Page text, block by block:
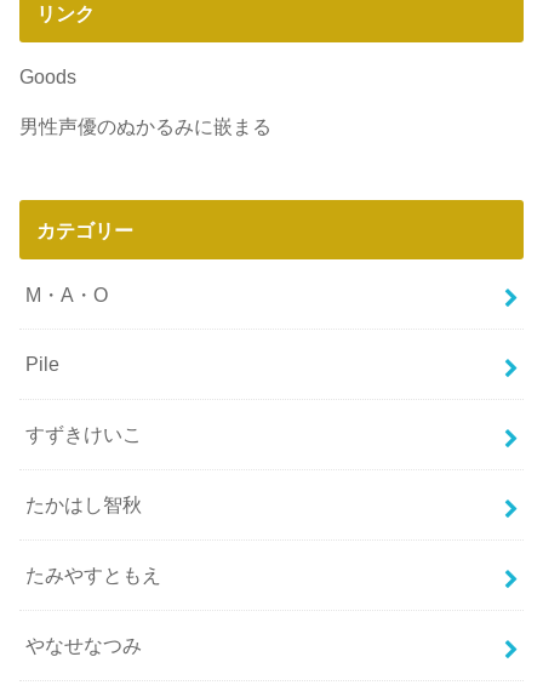
リンク
Goods
男性声優のぬかるみに嵌まる
カテゴリー
M・A・O
Pile
すずきけいこ
たかはし智秋
たみやすともえ
やなせなつみ